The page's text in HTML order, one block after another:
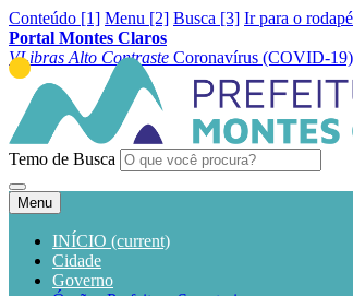
Conteúdo [1] Menu [2] Busca [3] Ir para o
Portal Montes Claros
VLibras Alto Contraste Coronavírus (COVID-19)
Temo de Busca
Menu
INÍCIO (current)
Cidade
Governo